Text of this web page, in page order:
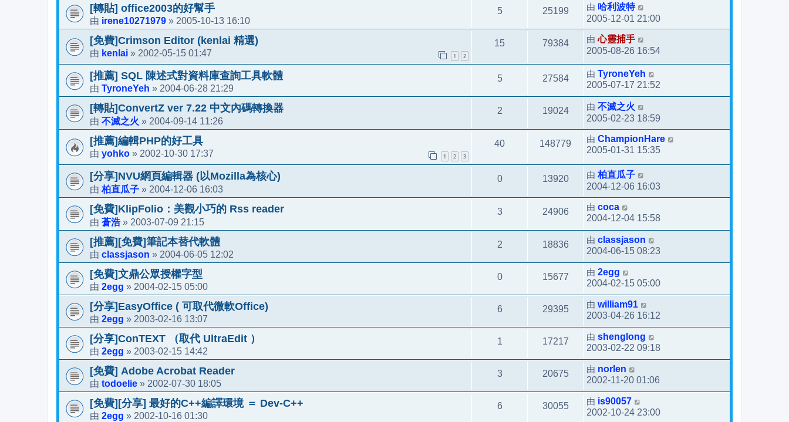
[轉貼] office2003的好幫手
由 irene10271979 » 2005-10-13 16:10
5 25199 由 哈利波特
2005-12-01 21:00
[免費]Crimson Editor (kenlai 精選)
由 kenlai » 2002-05-15 01:47 1 2
15 79384 由心靈捕手
2005-08-26 16:54
[推薦] SQL 陳述式對資料庫查詢工具軟體
由 TyroneYeh » 2004-06-28 21:29
5 27584 由 TyroneYeh
2005-07-17 21:52
[轉貼]ConvertZ ver 7.22 中文內碼轉換器
由 不滅之火 » 2004-09-14 11:26
2 19024 由 不滅之火
2005-02-23 18:59
[推薦]編輯PHP的好工具
由 yohko » 2002-10-30 17:37 1 2 3
40 148779 由 ChampionHare
2005-01-31 15:35
[分享]NVU網頁編輯器 (以Mozilla為核心)
由柏直瓜子 » 2004-12-06 16:03
0 13920 由 柏直瓜子
2004-12-06 16:03
[免費]KlipFolio：美觀小巧的 Rss reader
由 蒼浩» 2003-07-09 21:15
3 24906 由 coca
2004-12-04 15:58
[推薦][免費]筆記本替代軟體
由 classjason » 2004-06-05 12:02
2 18836 由 classjason
2004-06-15 08:23
[免費]文鼎公眾授權字型
由 2egg » 2004-02-15 05:00
0 15677 由 2egg
2004-02-15 05:00
[分享]EasyOffice ( 可取代微軟Office)
由 2egg » 2003-02-16 13:07
6 29395 由 william91
2003-04-26 16:12
[分享]ConTEXT （取代 UltraEdit ）
由 2egg » 2003-02-15 14:42
1 17217 由 shenglong
2003-02-22 09:18
[免費] Adobe Acrobat Reader
由 todoelie » 2002-07-30 18:05
3 20675 由 norlen
2002-11-20 01:06
[免費][分享] 最好的C++編譯環境 ＝ Dev-C++
由 2egg » 2002-10-16 01:30
6 30055 由 is90057
2002-10-24 23:00